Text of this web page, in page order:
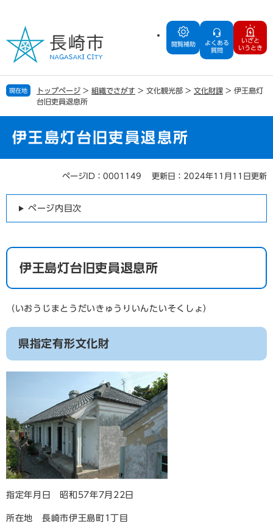
の
で
す
ー
ば
し
閲覧補助
よくある
質問
いざと
いうとき
現在地 トップページ > 組織でさがす > 文化観光部 > 文化財課 > 伊王島灯
台旧吏員退息所
伊王島灯台旧吏員退息所
ページID：0001149 更新日：2024年11月11日更新
ページ内目次
伊王島灯台旧吏員退息所
（いおうじまとうだいきゅうりいんたいそくしょ）
県指定有形文化財
指定年月日 昭和57年7月22日
所在地 長崎市伊王島町1丁目